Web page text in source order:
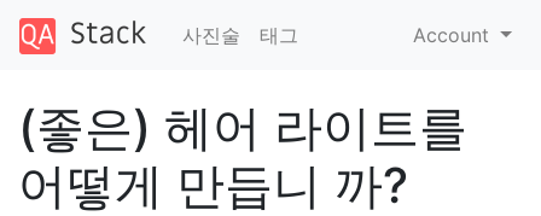
사진술 태그 Account
(좋은) 헤어 라이트를
어떻게 만듭니 까?